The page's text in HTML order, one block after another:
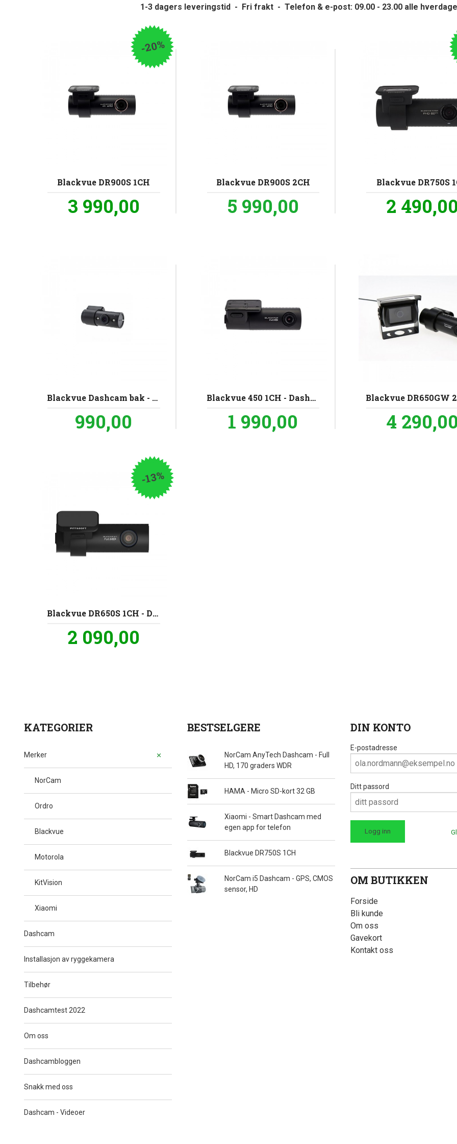
1-3 dagers leveringstid - Fri frakt - Telefon & e-post: 09.00 - 23.00 alle
Blackvue DR900S 1CH
Tilbud
3 990,00
-20%
mva.
Blackvue DR900S 2CH
Pris
5 990,00mva.
Blackvue DR750S
Tilbud
2
Blackvue Dashcam bak - RC200 for 650S og 430
Pris
990,00
Blackvue 450 1CH - Dashcam
Pris
1 990,00 Pris
4
Blackvue DR650S 1CH - Dashcam
Tilbud
2 090,00
-13%
KATEGORIER
Merker
NorCam
Ordro
Blackvue
Motorola
KitVision
Xiaomi
Dashcam
Installasjon av ryggekamera
Tilbehør
Dashcamtest 2022
Om oss
Dashcambloggen
Snakk med oss
Dashcam - Videoer
BESTSELGERE
NorCam AnyTech Dashcam - Full
HD, 170 graders WDR
HAMA - Micro SD-kort 32 GB
Xiaomi - Smart Dashcam med
egen app for telefon
Blackvue DR750S 1CH
NorCam i5 Dashcam - GPS, CMOS
sensor, HD
DIN KONTO
E-postadresse
Ditt passord
OM BUTIKKEN
Forside
Bli kunde
Om oss
Gavekort
Kontakt oss